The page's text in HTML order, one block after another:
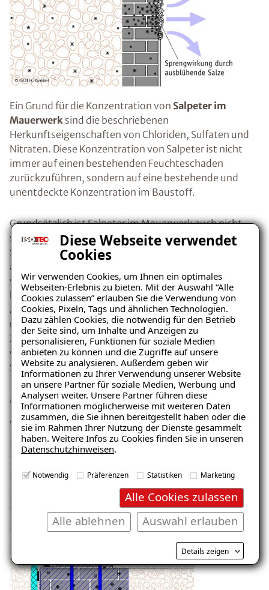
Diese Webseite verwendet
Cookies
Wir verwenden Cookies, um Ihnen ein optimales
Webseiten-Erlebnis zu bieten. Mit der Auswahl “Alle
Cookies zulassen” erlauben Sie die Verwendung von
Cookies, Pixeln, Tags und ähnlichen Technologien.
Dazu zählen Cookies, die notwendig für den Betrieb
der Seite sind, um Inhalte und Anzeigen zu
personalisieren, Funktionen für soziale Medien
anbieten zu können und die Zugriffe auf unsere
Website zu analysieren. Außerdem geben wir
Informationen zu Ihrer Verwendung unserer Website
an unsere Partner für soziale Medien, Werbung und
Analysen weiter. Unsere Partner führen diese
Informationen möglicherweise mit weiteren Daten
zusammen, die Sie ihnen bereitgestellt haben oder die
sie im Rahmen Ihrer Nutzung der Dienste gesammelt
haben. Weitere Infos zu Cookies finden Sie in unseren
Datenschutzhinweisen.
Notwendig Präferenzen Statistiken Marketing
Alle Cookies zulassen
Auswahl erlauben
Alle ablehnen
Details zeigen
Ein Grund für die Konzentration von Salpeter im
Mauerwerk sind die beschriebenen
Herkunftseigenschaften von Chloriden, Sulfaten und
Nitraten. Diese Konzentration von Salpeter ist nicht
immer auf einen bestehenden Feuchteschaden
zurückzuführen, sondern auf eine bestehende und
unentdeckte Konzentration im Baustoff.
Grundsätzlich ist Salpeter im Mauerwerk auch nicht
schädlich, denn zu Schäden kommt es erst, wenn der
Salpeter Feuchtigkeit aufnimmt, daraufhin
auskristallisiert und sich somit ausdehnt. Die Fähigkeit
von Salpeter Luftfeuchtigkeit aufzunehmen,
bezeichnet man hygroskopische Feuchte. Bei der
Auskristallisation vergrößert Salpeter sein Volumen
und lässt somit denPutz abplatzen . Der kristalline
Zustand des Salpeters schlägt sich optisch wie ein
weißer Flaum dar und wird deshalb oft mit
Schimmelpilzen verwechselt.
Mögliche Ursache: Kapillar
aufsteigende Feuchtigkeit
Ratgeber „Sofort-Tipps bei
Salpeter“
– jetzt kostenlos
herunterladen!
E-Mail eingeben
Kostenlosen Ratgeber anfordern
Voraussetzung für den Erhalt des kostenfreien